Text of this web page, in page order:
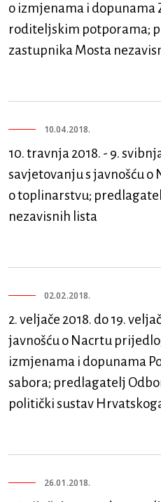
o izmjenama i dopunama
roditeljskim potporama;
zastupnika Mosta
10.04.2018.
10. travnja 2018. - 9.
savjetovanju s javnošću
o toplinarstvu;
nezavisnih lista
02.02.2018.
2. veljače 2018. do 19.
javnošću o Nacrtu
izmjenama i dopunama
sabora; predlagatelj
politički sustav
26.01.2018.